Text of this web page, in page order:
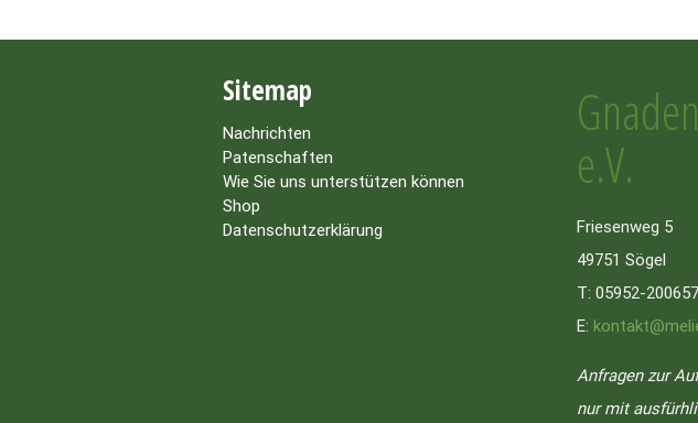
Sitemap
Nachrichten
Patenschaften
Wie Sie uns unterstützen können
Shop
Datenschutzerklärung
e.V.
Friesenweg 5
49751 Sögel
T: 05952-200657
E:
Anfragen zur
nur mit